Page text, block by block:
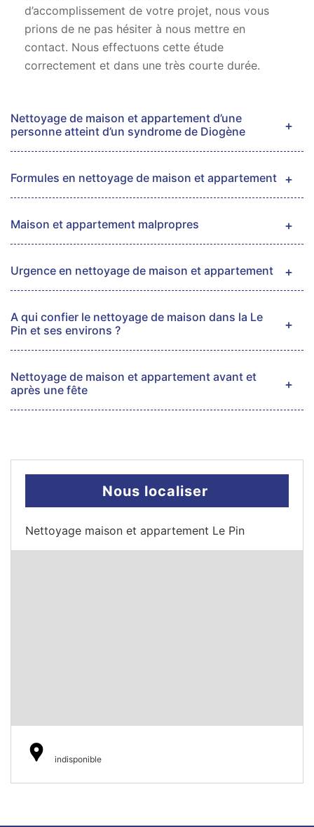
d’accomplissement de votre projet, nous vous
prions de ne pas hésiter à nous mettre en
contact. Nous effectuons cette étude
correctement et dans une très courte durée.
Nettoyage de maison et appartement d’une
personne atteint d’un syndrome de Diogène
Formules en nettoyage de maison et appartement
Maison et appartement malpropres
Urgence en nettoyage de maison et appartement
A qui confier le nettoyage de maison dans la Le
Pin et ses environs ?
Nettoyage de maison et appartement avant et
après une fête
Nous localiser
Nettoyage maison et appartement Le Pin
indisponible